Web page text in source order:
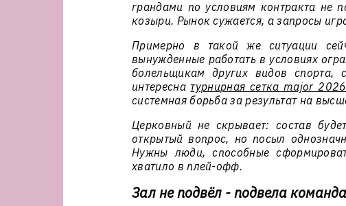
грандами по условиям контракта не
козыри. Рынок сужается, а запросы
Примерно в такой же ситуации
вынужденные работать в условиях
болельщикам других видов спорта,
интересна турнирная сетка major 2026
системная борьба за результат на
Церковный не скрывает: состав
открытый вопрос, но посыл
Нужны люди, способные
хватило в плей-офф.
Зал не подвёл - подвела команда